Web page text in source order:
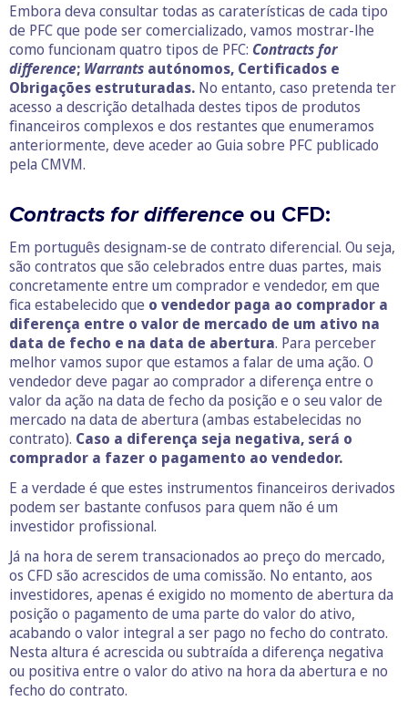
Embora deva consultar todas as caraterísticas de cada tipo
de PFC que pode ser comercializado, vamos mostrar-lhe
como funcionam quatro tipos de PFC: Contracts for
difference; Warrants autónomos, Certificados e
Obrigações estruturadas. No entanto, caso pretenda ter
acesso a descrição detalhada destes tipos de produtos
financeiros complexos e dos restantes que enumeramos
anteriormente, deve aceder ao Guia sobre PFC publicado
pela CMVM.
Contracts for difference ou CFD:
Em português designam-se de contrato diferencial. Ou seja,
são contratos que são celebrados entre duas partes, mais
concretamente entre um comprador e vendedor, em que
fica estabelecido que o vendedor paga ao comprador a
diferença entre o valor de mercado de um ativo na
data de fecho e na data de abertura. Para perceber
melhor vamos supor que estamos a falar de uma ação. O
vendedor deve pagar ao comprador a diferença entre o
valor da ação na data de fecho da posição e o seu valor de
mercado na data de abertura (ambas estabelecidas no
contrato). Caso a diferença seja negativa, será o
comprador a fazer o pagamento ao vendedor.
E a verdade é que estes instrumentos financeiros derivados
podem ser bastante confusos para quem não é um
investidor profissional.
Já na hora de serem transacionados ao preço do mercado,
os CFD são acrescidos de uma comissão. No entanto, aos
investidores, apenas é exigido no momento de abertura da
posição o pagamento de uma parte do valor do ativo,
acabando o valor integral a ser pago no fecho do contrato.
Nesta altura é acrescida ou subtraída a diferença negativa
ou positiva entre o valor do ativo na hora da abertura e no
fecho do contrato.